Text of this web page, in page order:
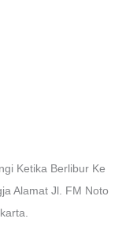
Ketika Berlibur Ke
Alamat Jl. FM Noto